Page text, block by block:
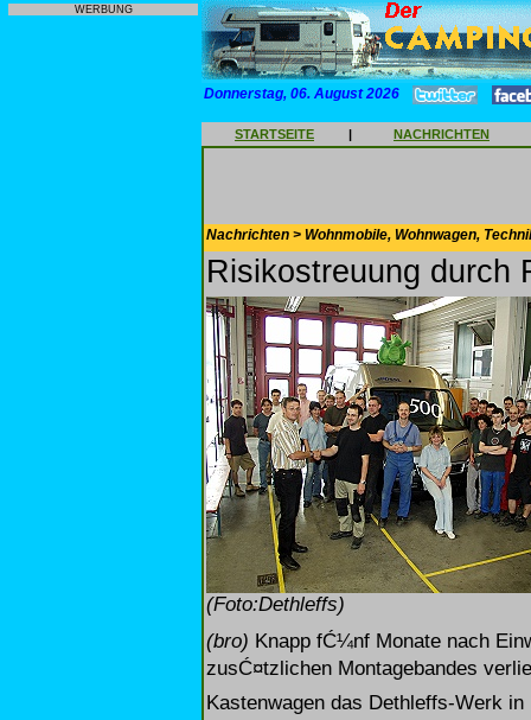
WERBUNG
Donnerstag, 06. August 2026
STARTSEITE | NACHRICHTEN
Nachrichten > Wohnmobile, Wohnwagen,
Risikostreuung durch
(Foto:Dethleffs)
(bro) Knapp fĆ¼nf Monate nach
zusĆ¤tzlichen Montagebandes
Kastenwagen das Dethleffs-Werk in